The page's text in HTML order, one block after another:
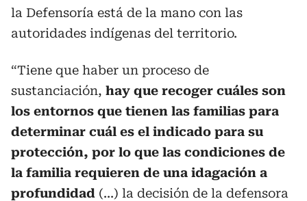
la Defensoría está de la mano con las
autoridades indígenas del territorio.
“Tiene que haber un proceso de
sustanciación, hay que recoger cuáles son
los entornos que tienen las familias para
determinar cuál es el indicado para su
protección, por lo que las condiciones de
la familia requieren de una idagación a
profundidad (...) la decisión de la defensora